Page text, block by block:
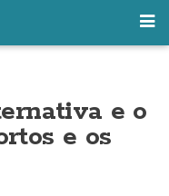
e o
e os